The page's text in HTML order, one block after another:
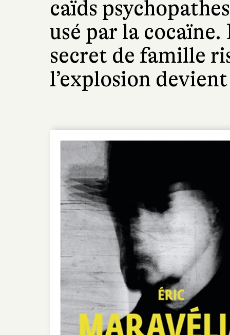
caïds
usé par la
secret de famille
l’explosion